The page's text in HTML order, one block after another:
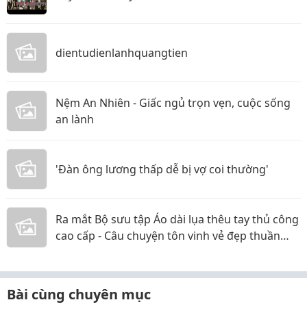
dientudienlanhquangtien
Nệm An Nhiên - Giấc ngủ trọn vẹn, cuộc sống
an lành
'Đàn ông lương thấp dễ bị vợ coi thường'
Ra mắt Bộ sưu tập Áo dài lụa thêu tay thủ công
cao cấp - Câu chuyện tôn vinh vẻ đẹp thuần
Bài cùng chuyên mục